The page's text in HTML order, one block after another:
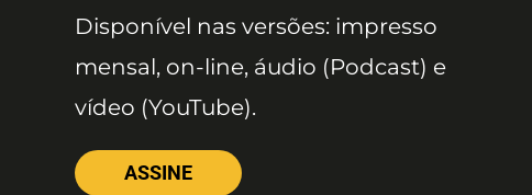
Disponível nas versões: impresso
mensal, on-line, áudio (Podcast) e
vídeo (YouTube).
ASSINE